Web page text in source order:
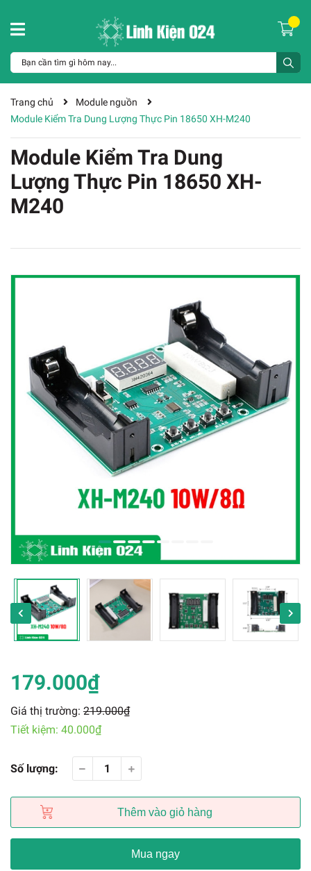
Trang chủ
Module nguồn
Module Kiểm Tra Dung Lượng Thực Pin 18650 XH-M240
Module Kiểm Tra Dung
Lượng Thực Pin 18650 XH-
M240
179.000₫
Giá thị trường: 219.000₫
Tiết kiệm: 40.000₫
Số lượng:
Thêm vào giỏ hàng
Mua ngay